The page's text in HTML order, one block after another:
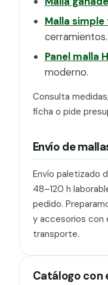
Malla
cerramientos.
Panel malla
moderno.
Consulta
ficha o pide
Envío de
Envío paletizado
48–120 h
pedido.
y accesorios con
transporte.
Catálogo con